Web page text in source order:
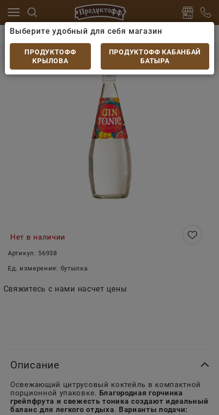
Б Сидр, Пивные напитки
Джин-Тоник
Джин-Тоник "Грейпфрут" 0,33 л
Нет в наличии
Артикул: 56938
Ед. измерения: бутылка
Свяжитесь с нами насчет цены
Описание
Освежающий цитрусовый коктейль в компактной
порционной упаковке. Благородная горчинка
грейпфрута и свежесть тоника создают идеальный
баланс для легкого отдыха. Варианты подачи:
Выберите удобный для себя магазин
ПРОДУКТОФФ
КРЫЛОВА
ПРОДУКТОФФ КАБАНБАЙ
БАТЫРА